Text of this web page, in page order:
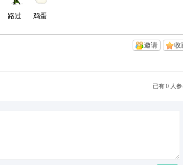
路过 鸡蛋
收
邀请
已有 0 人